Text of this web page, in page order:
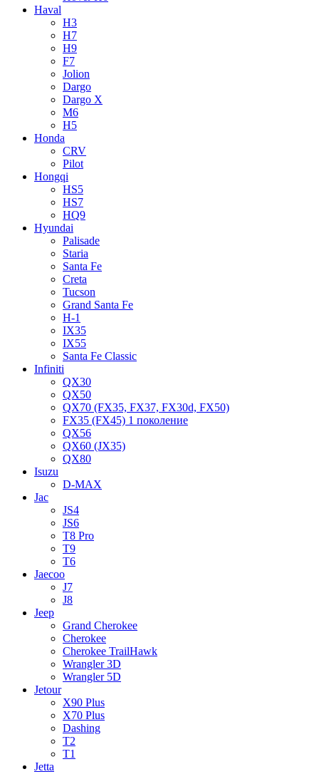
Haval
H3
H7
H9
F7
Jolion
Dargo
Dargo X
M6
H5
Honda
CRV
Pilot
Hongqi
HS5
HS7
HQ9
Hyundai
Palisade
Staria
Santa Fe
Creta
Tucson
Grand Santa Fe
H-1
IX35
IX55
Santa Fe Classic
Infiniti
QX30
QX50
QX70 (FX35, FX37, FX30d, FX50)
FX35 (FX45) 1 поколение
QX56
QX60 (JX35)
QX80
Isuzu
D-MAX
Jac
JS4
JS6
T8 Pro
T9
T6
Jaecoo
J7
J8
Jeep
Grand Cherokee
Cherokee
Cherokee TrailHawk
Wrangler 3D
Wrangler 5D
Jetour
X90 Plus
X70 Plus
Dashing
T2
T1
Jetta